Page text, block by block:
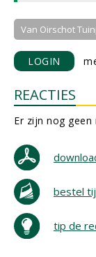
Van Oirschot
LOGIN met
REACTIES
Er zijn nog geen
bestel
tip de